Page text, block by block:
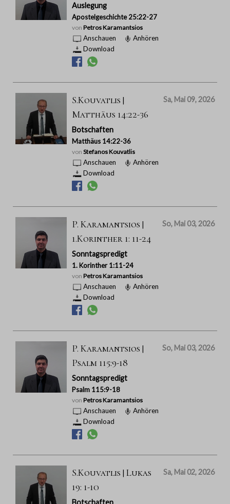
Auslegung
Apostelgeschichte 25:22-27
von Petros Karamantsios
Anschauen
Anhören
Download
Sa, Mai 09, 2026
S.Kouvatlis |
Matthäus 14:22-36
Botschaften
Matthäus 14:22-36
von Stefanos Kouvatlis
Anschauen
Anhören
Download
So, Mai 03, 2026
P. Karamantsios |
1.Korinther 1: 11-24
Sonntagspredigt
1. Korinther 1:11-24
von Petros Karamantsios
Anschauen
Anhören
Download
So, Mai 03, 2026
P. Karamantsios |
Psalm 115:9-18
Sonntagspredigt
Psalm 115:9-18
von Petros Karamantsios
Anschauen
Anhören
Download
Sa, Mai 02, 2026
S.Kouvatlis | Lukas
19: 1-10
Botschaften